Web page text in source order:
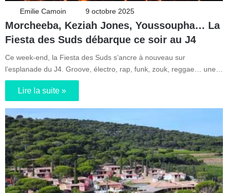
Emilie Camoin 9 octobre 2025
Morcheeba, Keziah Jones, Youssoupha… La
Fiesta des Suds débarque ce soir au J4
Ce week-end, la Fiesta des Suds s’ancre à nouveau sur
l’esplanade du J4. Groove, électro, rap, funk, zouk, reggae… une…
Lire la suite »